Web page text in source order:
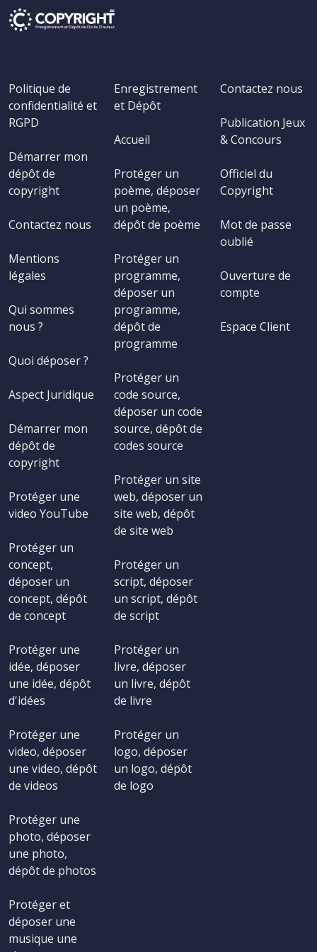
Politique de
confidentialité et
RGPD
Démarrer mon
dépôt de
copyright
Contactez nous
Mentions
légales
Qui sommes
nous ?
Quoi déposer ?
Aspect Juridique
Démarrer mon
dépôt de
copyright
Protéger une
video YouTube
Protéger un
concept,
déposer un
concept, dépôt
de concept
Protéger une
idée, déposer
une idée, dépôt
d'idées
Protéger une
video, déposer
une video, dépôt
de videos
Protéger une
photo, déposer
une photo,
dépôt de photos
Protéger et
déposer une
musique une
Enregistrement
et Dépôt
Accueil
Protéger un
poème, déposer
un poème,
dépôt de poème
Protéger un
programme,
déposer un
programme,
dépôt de
programme
Protéger un
code source,
déposer un code
source, dépôt de
codes source
Protéger un site
web, déposer un
site web, dépôt
de site web
Protéger un
script, déposer
un script, dépôt
de script
Protéger un
livre, déposer
un livre, dépôt
de livre
Protéger un
logo, déposer
un logo, dépôt
de logo
Contactez nous
Publication Jeux
& Concours
Officiel du
Copyright
Mot de passe
oublié
Ouverture de
compte
Espace Client